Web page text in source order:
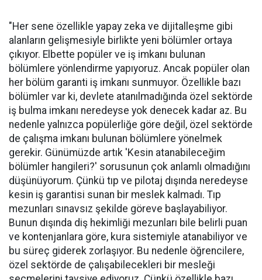
"Her sene özellikle yapay zeka ve dijitalleşme gibi
alanların gelişmesiyle birlikte yeni bölümler ortaya
çıkıyor. Elbette popüler ve iş imkanı bulunan
bölümlere yönlendirme yapıyoruz. Ancak popüler olan
her bölüm garanti iş imkanı sunmuyor. Özellikle bazı
bölümler var ki, devlete atanılmadığında özel sektörde
iş bulma imkanı neredeyse yok denecek kadar az. Bu
nedenle yalnızca popülerliğe göre değil, özel sektörde
de çalışma imkanı bulunan bölümlere yönelmek
gerekir. Günümüzde artık 'Kesin atanabileceğim
bölümler hangileri?' sorusunun çok anlamlı olmadığını
düşünüyorum. Çünkü tıp ve pilotaj dışında neredeyse
kesin iş garantisi sunan bir meslek kalmadı. Tıp
mezunları sınavsız şekilde göreve başlayabiliyor.
Bunun dışında diş hekimliği mezunları bile belirli puan
ve kontenjanlara göre, kura sistemiyle atanabiliyor ve
bu süreç giderek zorlaşıyor. Bu nedenle öğrencilere,
özel sektörde de çalışabilecekleri bir mesleği